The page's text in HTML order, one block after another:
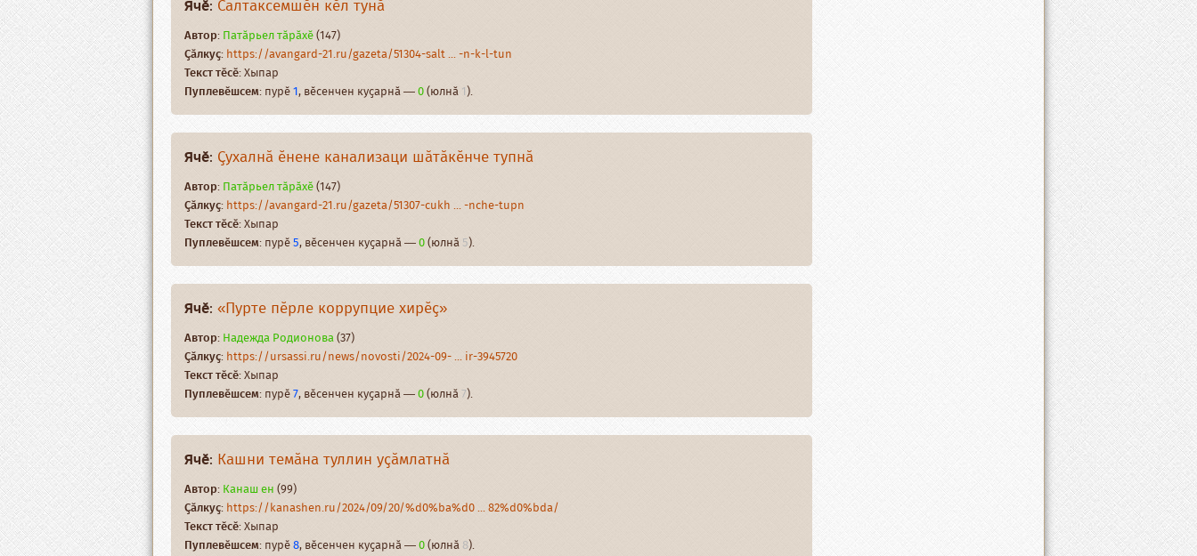
Ячӗ: Салтаксемшӗн кӗл тунӑ
Автор:Патӑрьел тӑрӑхӗ(147)
Ҫӑлкуҫ:https://avangard-21.ru/gazeta/51304-salt ... -n-k-l-tun
Текст тӗсӗ: Хыпар
Пуплевӗшсем: пурӗ1, вӗсенчен куҫарнӑ —0(юлнӑ1).
Ячӗ: Ҫухалнӑ ӗнене канализаци шӑтӑкӗнче тупнӑ
Автор:Патӑрьел тӑрӑхӗ(147)
Ҫӑлкуҫ:https://avangard-21.ru/gazeta/51307-cukh ... -nche-tupn
Текст тӗсӗ: Хыпар
Пуплевӗшсем: пурӗ5, вӗсенчен куҫарнӑ —0(юлнӑ5).
Ячӗ: «Пурте пӗрле коррупцие хирӗҫ»
Автор:Надежда Родионова(37)
Ҫӑлкуҫ:https://ursassi.ru/news/novosti/2024-09- ... ir-3945720
Текст тӗсӗ: Хыпар
Пуплевӗшсем: пурӗ7, вӗсенчен куҫарнӑ —0(юлнӑ7).
Ячӗ: Кашни темӑна туллин уҫӑмлатнӑ
Автор:Канаш ен(99)
Ҫӑлкуҫ:https://kanashen.ru/2024/09/20/%d0%ba%d0 ... 82%d0%bda/
Текст тӗсӗ: Хыпар
Пуплевӗшсем: пурӗ8, вӗсенчен куҫарнӑ —0(юлнӑ8).